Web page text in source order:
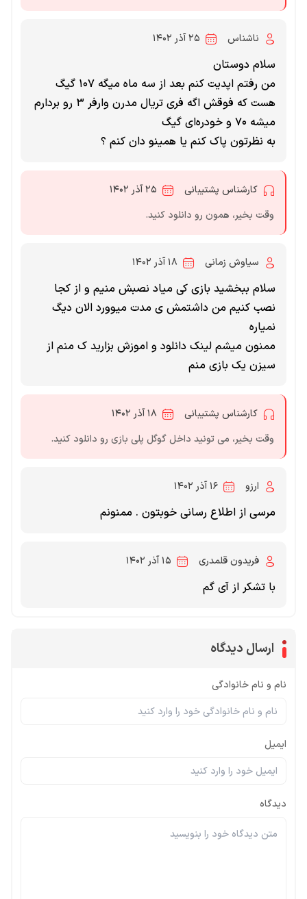
ناشناس ۲۵ آذر ۱۴۰۲
سلام دوستان
من رفتم اپدیت کنم بعد از سه ماه میگه ۱۰۷ گیگ
هست که فوقش اگه فری تریال مدرن وارفر ۳ رو بردارم
میشه ۷۰ و خودره‌ای گیگ
به نظرتون پاک کنم یا همینو دان کنم ؟
کارشناس پشتیبانی
۲۵ آذر ۱۴۰۲
وقت بخیر، همون رو دانلود کنید.
سیاوش زمانی ۱۸ آذر ۱۴۰۲
سلام ببخشید بازی کی میاد نصبش منیم و از کجا
نصب کنیم من داشتمش ی مدت میوورد الان دیگ
نمیاره
ممنون میشم لینک دانلود و اموزش بزارید ک منم از
سیزن یک بازی منم
کارشناس پشتیبانی
۱۸ آذر ۱۴۰۲
وقت بخیر، می تونید داخل گوگل پلی بازی رو دانلود کنید.
ارزو ۱۶ آذر ۱۴۰۲
مرسی از اطلاع رسانی خوبتون . ممنونم
فریدون قلمدری ۱۵ آذر ۱۴۰۲
با تشکر از آی گم
ارسال دیدگاه
نام و نام خانوادگی
ایمیل
دیدگاه